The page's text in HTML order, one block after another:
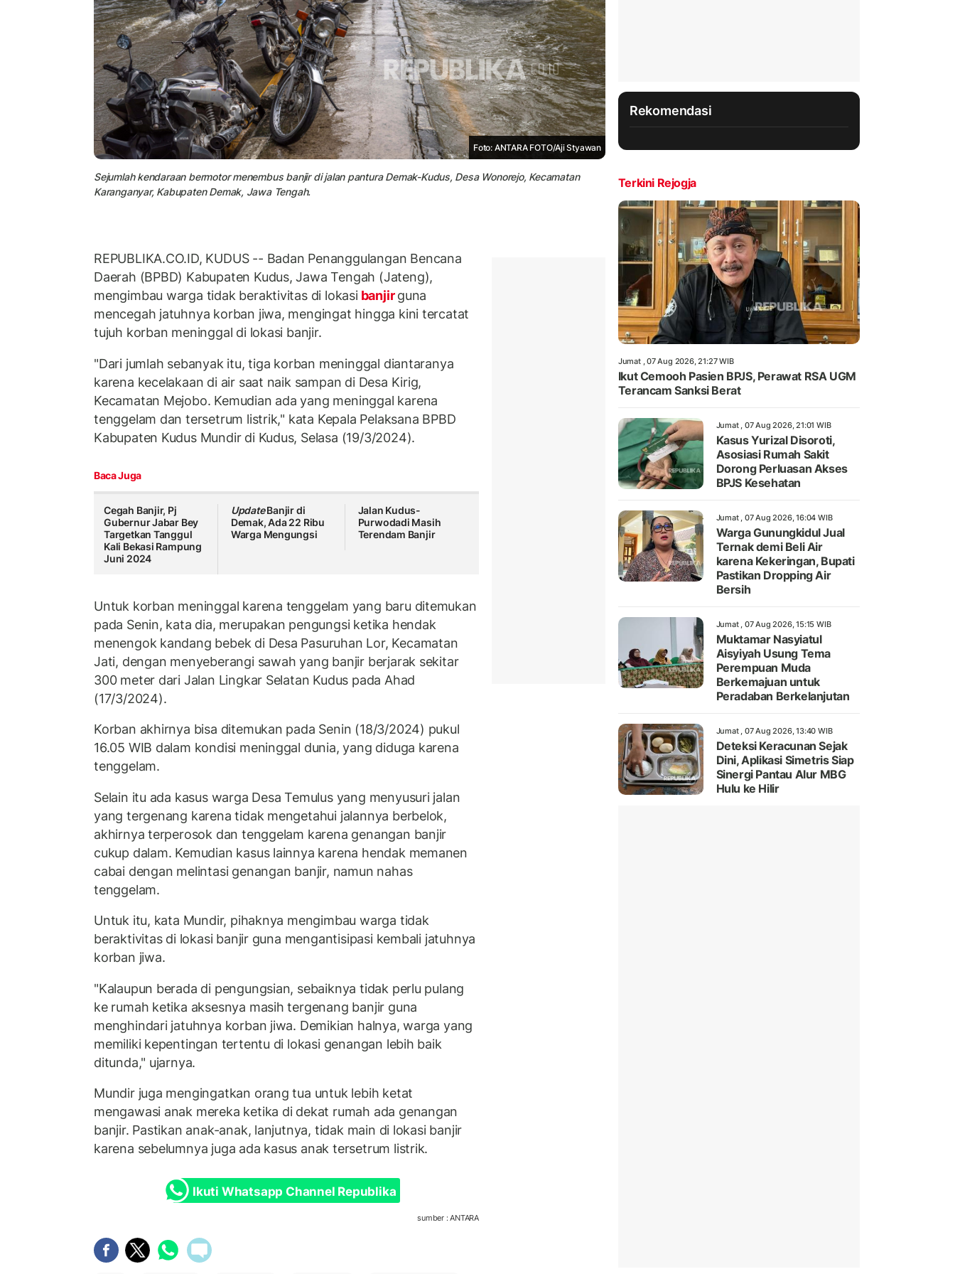
Foto: ANTARA FOTO/Aji Styawan
Sejumlah kendaraan bermotor menembus banjir di jalan pantura Demak-Kudus, Desa Wonorejo, Kecamatan
Karanganyar, Kabupaten Demak, Jawa Tengah.
REPUBLIKA.CO.ID, KUDUS -- Badan Penanggulangan Bencana
Daerah (BPBD) Kabupaten Kudus, Jawa Tengah (Jateng),
mengimbau warga tidak beraktivitas di lokasibanjirguna
mencegah jatuhnya korban jiwa, mengingat hingga kini tercatat
tujuh korban meninggal di lokasi banjir.
"Dari jumlah sebanyak itu, tiga korban meninggal diantaranya
karena kecelakaan di air saat naik sampan di Desa Kirig,
Kecamatan Mejobo. Kemudian ada yang meninggal karena
tenggelam dan tersetrum listrik," kata Kepala Pelaksana BPBD
Kabupaten Kudus Mundir di Kudus, Selasa (19/3/2024).
Baca Juga
Cegah Banjir, Pj
Gubernur Jabar Bey
Targetkan Tanggul
Kali Bekasi Rampung
Juni 2024
UpdateBanjir di
Demak, Ada 22 Ribu
Warga Mengungsi
Jalan Kudus-
Purwodadi Masih
Terendam Banjir
Untuk korban meninggal karena tenggelam yang baru ditemukan
pada Senin, kata dia, merupakan pengungsi ketika hendak
menengok kandang bebek di Desa Pasuruhan Lor, Kecamatan
Jati, dengan menyeberangi sawah yang banjir berjarak sekitar
300 meter dari Jalan Lingkar Selatan Kudus pada Ahad
(17/3/2024).
Korban akhirnya bisa ditemukan pada Senin (18/3/2024) pukul
16.05 WIB dalam kondisi meninggal dunia, yang diduga karena
tenggelam.
Selain itu ada kasus warga Desa Temulus yang menyusuri jalan
yang tergenang karena tidak mengetahui jalannya berbelok,
akhirnya terperosok dan tenggelam karena genangan banjir
cukup dalam. Kemudian kasus lainnya karena hendak memanen
cabai dengan melintasi genangan banjir, namun nahas
tenggelam.
Untuk itu, kata Mundir, pihaknya mengimbau warga tidak
beraktivitas di lokasi banjir guna mengantisipasi kembali jatuhnya
korban jiwa.
"Kalaupun berada di pengungsian, sebaiknya tidak perlu pulang
ke rumah ketika aksesnya masih tergenang banjir guna
menghindari jatuhnya korban jiwa. Demikian halnya, warga yang
memiliki kepentingan tertentu di lokasi genangan lebih baik
ditunda," ujarnya.
Mundir juga mengingatkan orang tua untuk lebih ketat
mengawasi anak mereka ketika di dekat rumah ada genangan
banjir. Pastikan anak-anak, lanjutnya, tidak main di lokasi banjir
karena sebelumnya juga ada kasus anak tersetrum listrik.
Ikuti Whatsapp Channel Republika
sumber : ANTARA
Rekomendasi
Terkini Rejogja
Jumat , 07 Aug 2026, 21:27 WIB
Ikut Cemooh Pasien BPJS, Perawat RSA UGM
Terancam Sanksi Berat
Jumat , 07 Aug 2026, 21:01 WIB
Kasus Yurizal Disoroti,
Asosiasi Rumah Sakit
Dorong Perluasan Akses
BPJS Kesehatan
Jumat , 07 Aug 2026, 16:04 WIB
Warga Gunungkidul Jual
Ternak demi Beli Air
karena Kekeringan, Bupati
Pastikan Dropping Air
Bersih
Jumat , 07 Aug 2026, 15:15 WIB
Muktamar Nasyiatul
Aisyiyah Usung Tema
Perempuan Muda
Berkemajuan untuk
Peradaban Berkelanjutan
Jumat , 07 Aug 2026, 13:40 WIB
Deteksi Keracunan Sejak
Dini, Aplikasi Simetris Siap
Sinergi Pantau Alur MBG
Hulu ke Hilir